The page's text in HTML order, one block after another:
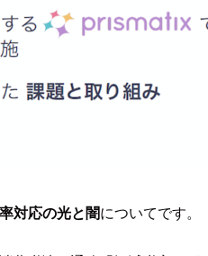
対応の光と闇についてです。